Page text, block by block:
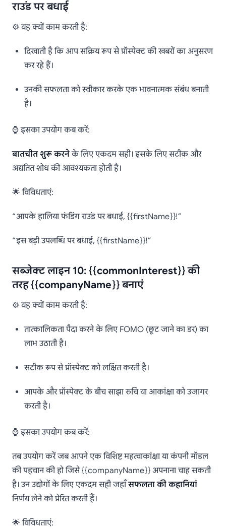
राउंड पर बधाई
⚙️ यह क्यों काम करती है:
दिखाती है कि आप सक्रिय रूप से प्रॉस्पेक्ट की खबरों का अनुसरण
कर रहे हैं।
उनकी सफलता को स्वीकार करके एक भावनात्मक संबंध बनाती
है।
⌚ इसका उपयोग कब करें:
बातचीत शुरू करनेके लिए एकदम सही। इसके लिए सटीक और
अद्यतित शोध की आवश्यकता होती है।
🌟 विविधताएं:
“आपके हालिया फंडिंग राउंड पर बधाई, {{firstName}}!”
“इस बड़ी उपलब्धि पर बधाई, {{firstName}}!”
सब्जेक्ट लाइन 10: {{commonInterest}} की
तरह {{companyName}} बनाएं
⚙️ यह क्यों काम करती है:
तात्कालिकता पैदा करने के लिए FOMO (छूट जाने का डर) का
लाभ उठाती है।
सटीक रूप से प्रॉस्पेक्ट को लक्षित करती है।
आपके और प्रॉस्पेक्ट के बीच साझा रुचि या आकांक्षा को उजागर
करती है।
⌚ इसका उपयोग कब करें:
तब उपयोग करें जब आपने एक विशिष्ट महत्वाकांक्षा या कंपनी मॉडल
की पहचान की हो जिसे {{companyName}} अपनाना चाह सकती
है। उन उद्योगों के लिए एकदम सही जहाँसफलता की कहानियां
निर्णय लेने को प्रेरित करती हैं।
🌟 विविधताएं: